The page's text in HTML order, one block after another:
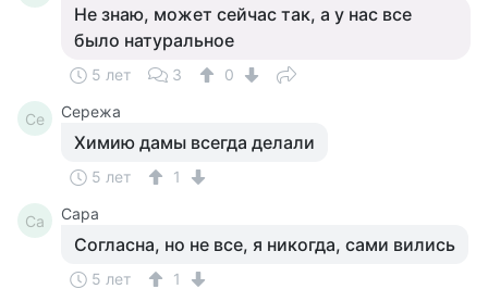
Не знаю, может сейчас так, а у нас все
было натуральное
5 лет 3 0
Се Сережа
Химию дамы всегда делали
5 лет 1
Са Сара
Согласна, но не все, я никогда, сами вились
5 лет 1